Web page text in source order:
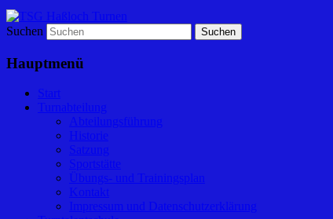
Suchen
Hauptmenü
Start
Turnabteilung
Abteilungsführung
Historie
Satzung
Sportstätte
Übungs- und Trainingsplan
Kontakt
Impressum und Datenschutzerklärung